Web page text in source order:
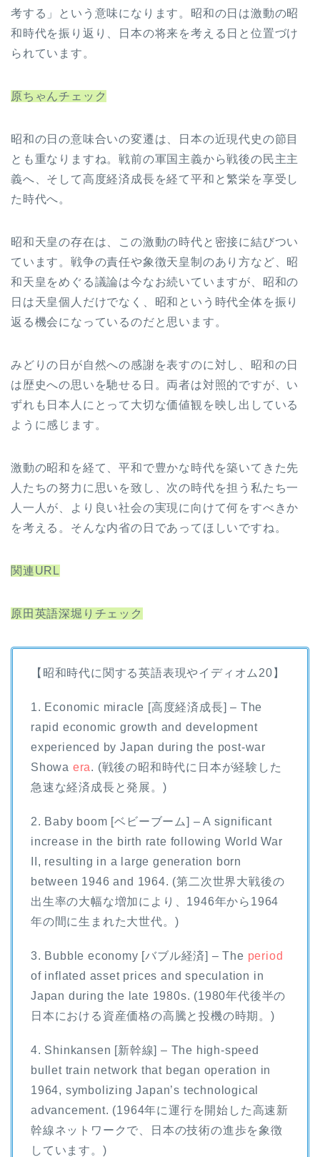
考する」という意味になります。昭和の日は激動の昭
和時代を振り返り、日本の将来を考える日と位置づけ
られています。
原ちゃんチェック
昭和の日の意味合いの変遷は、日本の近現代史の節目
とも重なりますね。戦前の軍国主義から戦後の民主主
義へ、そして高度経済成長を経て平和と繁栄を享受し
た時代へ。
昭和天皇の存在は、この激動の時代と密接に結びつい
ています。戦争の責任や象徴天皇制のあり方など、昭
和天皇をめぐる議論は今なお続いていますが、昭和の
日は天皇個人だけでなく、昭和という時代全体を振り
返る機会になっているのだと思います。
みどりの日が自然への感謝を表すのに対し、昭和の日
は歴史への思いを馳せる日。両者は対照的ですが、い
ずれも日本人にとって大切な価値観を映し出している
ように感じます。
激動の昭和を経て、平和で豊かな時代を築いてきた先
人たちの努力に思いを致し、次の時代を担う私たち一
人一人が、より良い社会の実現に向けて何をすべきか
を考える。そんな内省の日であってほしいですね。
関連URL
原田英語深堀りチェック
【昭和時代に関する英語表現やイディオム20】
1. Economic miracle [高度経済成長] – The
rapid economic growth and development
experienced by Japan during the post-war
Showa era. (戦後の昭和時代に日本が経験した
急速な経済成長と発展。)
2. Baby boom [ベビーブーム] – A significant
increase in the birth rate following World War
II, resulting in a large generation born
between 1946 and 1964. (第二次世界大戦後の
出生率の大幅な増加により、1946年から1964
年の間に生まれた大世代。)
3. Bubble economy [バブル経済] – The period
of inflated asset prices and speculation in
Japan during the late 1980s. (1980年代後半の
日本における資産価格の高騰と投機の時期。)
4. Shinkansen [新幹線] – The high-speed
bullet train network that began operation in
1964, symbolizing Japan’s technological
advancement. (1964年に運行を開始した高速新
幹線ネットワークで、日本の技術の進歩を象徴
しています。)